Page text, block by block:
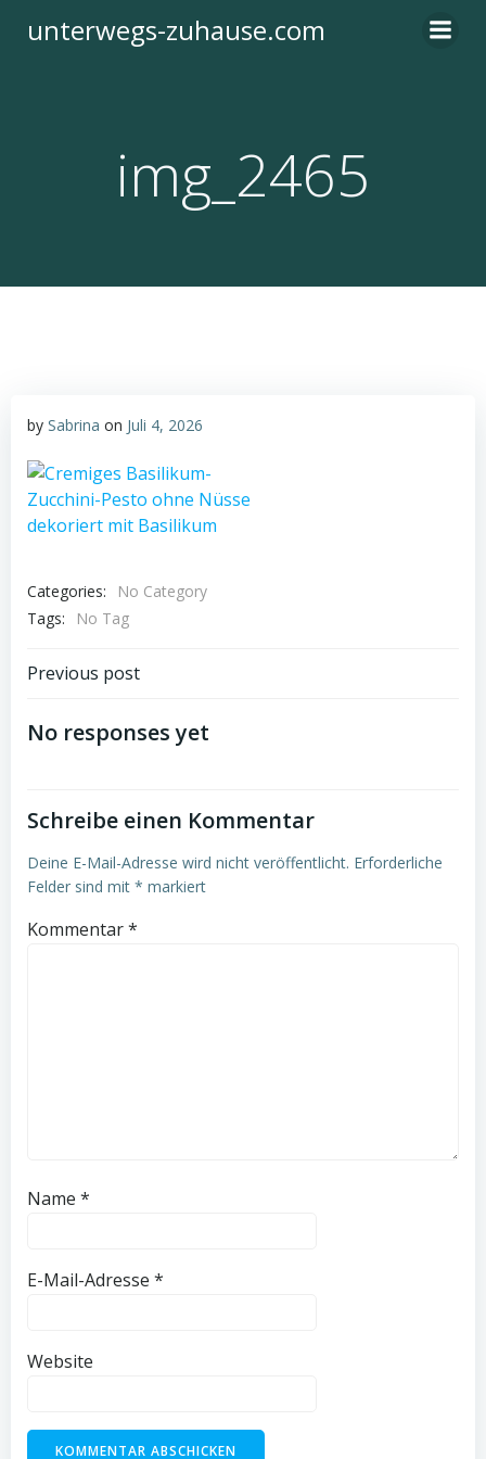
Inhalt
unterwegs-zuhause.com
img_2465
by Sabrina on Juli 4, 2026
Categories:
No Category
Tags:
No Tag
Post
navigation
Previous post
No responses yet
Schreibe einen Kommentar
Deine E-Mail-Adresse wird nicht veröffentlicht. Erforderliche
Felder sind mit * markiert
Kommentar*
Name *
E-Mail-Adresse *
Website